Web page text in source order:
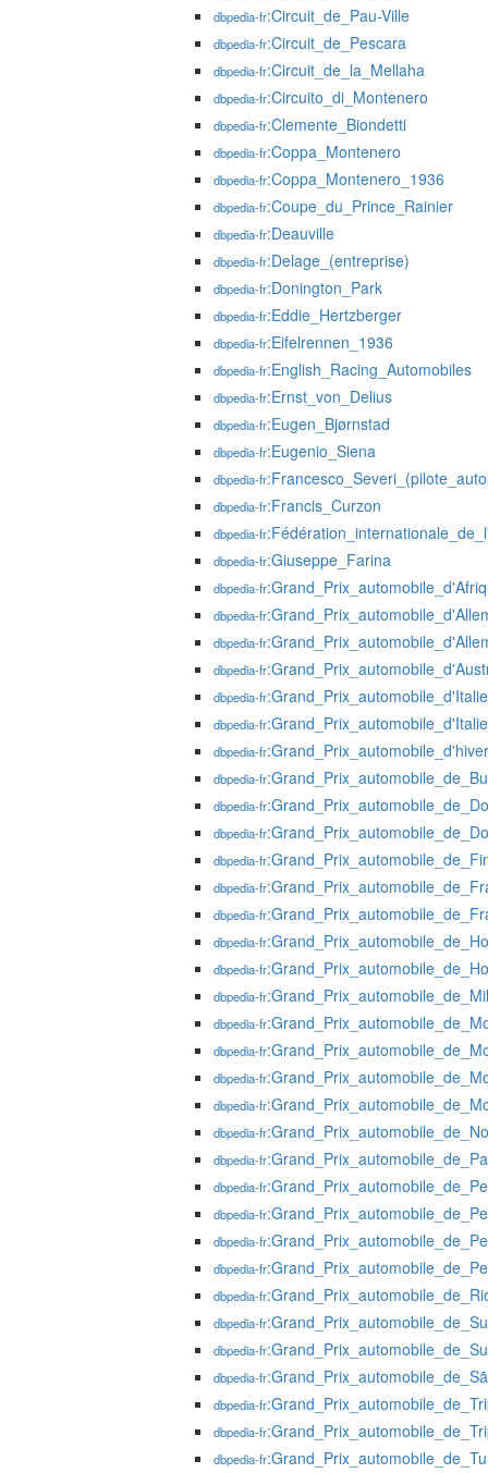
dbpedia-fr:Circuit_de_Pau-Ville
dbpedia-fr:Circuit_de_Pescara
dbpedia-fr:Circuit_de_la_Mellaha
dbpedia-fr:Circuito_di_Montenero
dbpedia-fr:Clemente_Biondetti
dbpedia-fr:Coppa_Montenero
dbpedia-fr:Coppa_Montenero_1936
dbpedia-fr:Coupe_du_Prince_Rainier
dbpedia-fr:Deauville
dbpedia-fr:Delage_(entreprise)
dbpedia-fr:Donington_Park
dbpedia-fr:Eddie_Hertzberger
dbpedia-fr:Eifelrennen_1936
dbpedia-fr:English_Racing_Automobiles
dbpedia-fr:Ernst_von_Delius
dbpedia-fr:Eugen_Bjørnstad
dbpedia-fr:Eugenio_Siena
dbpedia-fr
dbpedia-fr:Francis_Curzon
dbpedia-fr
dbpedia-fr:Giuseppe_Farina
dbpedia-fr
dbpedia-fr
dbpedia-fr
dbpedia-fr
dbpedia-fr:Grand_Prix_automobile_d'Italie
dbpedia-fr
dbpedia-fr
dbpedia-fr
dbpedia-fr
dbpedia-fr
dbpedia-fr
dbpedia-fr
dbpedia-fr
dbpedia-fr
dbpedia-fr
dbpedia-fr
dbpedia-fr
dbpedia-fr
dbpedia-fr
dbpedia-fr
dbpedia-fr
dbpedia-fr
dbpedia-fr
dbpedia-fr
dbpedia-fr
dbpedia-fr
dbpedia-fr
dbpedia-fr
dbpedia-fr
dbpedia-fr
dbpedia-fr
dbpedia-fr
dbpedia-fr